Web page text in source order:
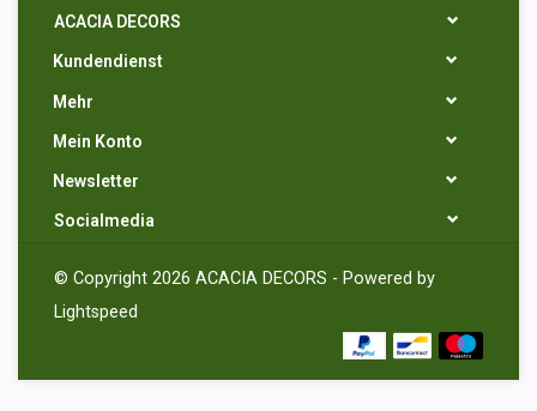
ACACIA DECORS
Kundendienst
Mehr
Mein Konto
Newsletter
Socialmedia
© Copyright 2026 ACACIA DECORS - Powered by
Lightspeed